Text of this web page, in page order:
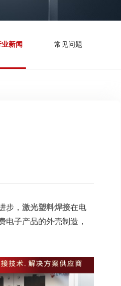
业新闻 常见问题
步， 激光塑料焊接在电
电子产品的外壳制造，